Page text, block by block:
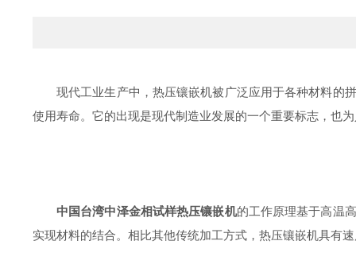
现代工业生产中，热压镶嵌机被广泛应用于各种材料的
使用寿命。它的出现是现代制造业发展的一个重要标志，也
中国台湾中泽金相试样热压镶嵌机的工作原理基于高温
实现材料的结合。相比其他传统加工方式，热压镶嵌机具有